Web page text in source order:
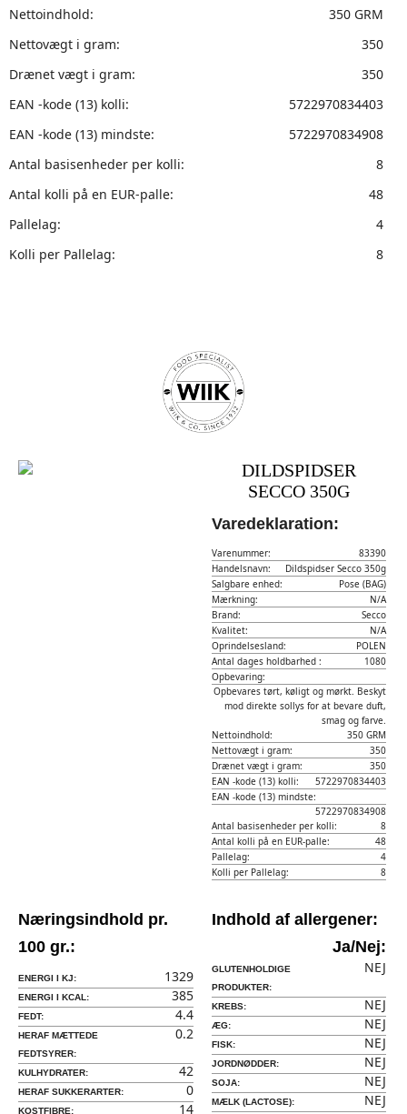
Nettoindhold:
350 GRM
Nettovægt i gram:
350
Drænet vægt i gram:
350
EAN -kode (13) kolli:
5722970834403
EAN -kode (13) mindste:
5722970834908
Antal basisenheder per kolli:
8
Antal kolli på en EUR-palle:
48
Pallelag:
4
Kolli per Pallelag:
8
DILDSPIDSER
SECCO 350G
Varedeklaration:
Varenummer:
83390
Handelsnavn:
Dildspidser Secco 350g
Salgbare enhed:
Pose (BAG)
Mærkning:
N/A
Brand:
Secco
Kvalitet:
N/A
Oprindelsesland:
POLEN
Antal dages holdbarhed :
1080
Opbevaring:
Opbevares tørt, køligt og mørkt. Beskyt
mod direkte sollys for at bevare duft,
smag og farve.
Nettoindhold:
350 GRM
Nettovægt i gram:
350
Drænet vægt i gram:
350
EAN -kode (13) kolli:
5722970834403
EAN -kode (13) mindste:
5722970834908
Antal basisenheder per kolli:
8
Antal kolli på en EUR-palle:
48
Pallelag:
4
Kolli per Pallelag:
8
Næringsindhold pr.
100 gr.:
ENERGI I KJ: 1329
ENERGI I KCAL: 385
FEDT: 4.4
HERAF MÆTTEDE
FEDTSYRER:
0.2
KULHYDRATER: 42
HERAF SUKKERARTER: 0
KOSTFIBRE: 14
Indhold af allergener:
Ja/Nej:
GLUTENHOLDIGE
PRODUKTER:
NEJ
KREBS: NEJ
ÆG: NEJ
FISK: NEJ
JORDNØDDER: NEJ
SOJA: NEJ
MÆLK (LACTOSE):
NEJ